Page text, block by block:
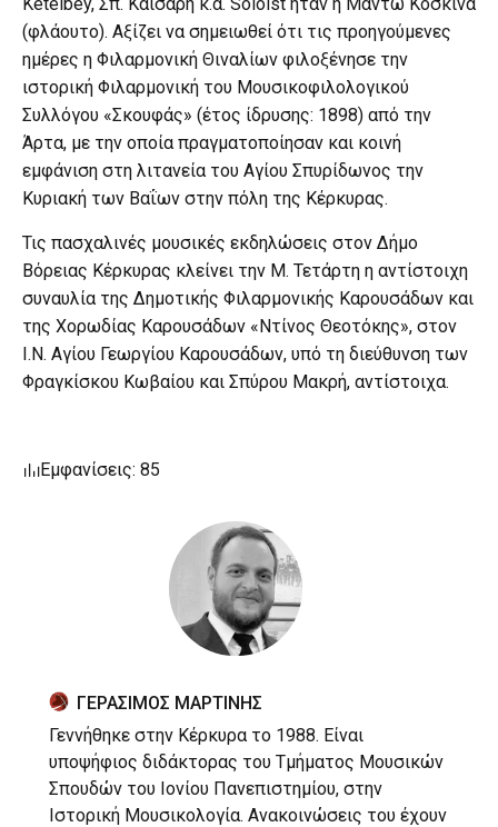
(φλάουτο). Αξίζει να σημειωθεί ότι τις προηγούμενες
ημέρες η Φιλαρμονική Θιναλίων φιλοξένησε την
ιστορική Φιλαρμονική του Μουσικοφιλολογικού
Συλλόγου «Σκουφάς» (έτος ίδρυσης: 1898) από την
Άρτα, με την οποία πραγματοποίησαν και κοινή
εμφάνιση στη λιτανεία του Αγίου Σπυρίδωνος την
Κυριακή των Βαΐων στην πόλη της Κέρκυρας.
Τις πασχαλινές μουσικές εκδηλώσεις στον Δήμο
Βόρειας Κέρκυρας κλείνει την Μ. Τετάρτη η αντίστοιχη
συναυλία της Δημοτικής Φιλαρμονικής Καρουσάδων και
της Χορωδίας Καρουσάδων «Ντίνος Θεοτόκης», στον
Ι.Ν. Αγίου Γεωργίου Καρουσάδων, υπό τη διεύθυνση των
Φραγκίσκου Κωβαίου και Σπύρου Μακρή, αντίστοιχα.
Εμφανίσεις: 85
ΓΕΡΑΣΙΜΟΣ ΜΑΡΤΙΝΗΣ
Γεννήθηκε στην Κέρκυρα το 1988. Είναι
υποψήφιος διδάκτορας του Τμήματος Μουσικών
Σπουδών του Ιονίου Πανεπιστημίου, στην
Ιστορική Μουσικολογία. Ανακοινώσεις του έχουν